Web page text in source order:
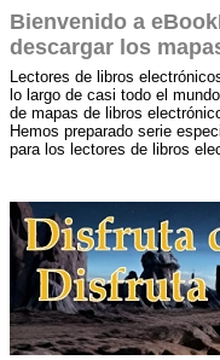
Bienvenido a
descargar los
Lectores de libros
lo largo de casi todo el
de mapas de libros
Hemos preparado serie
para los lectores de libros